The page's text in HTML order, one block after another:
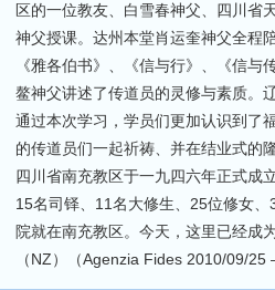
区的一位教友、白雪春神父、四川省
神父授课。达州本堂肖运奎神父全程
《雅各伯书》、《信与行》、《信
鳌神父讲述了传道员的灵修与素质。
通过本次学习，学员们更加认识到了
的传道员们一起祈祷、并在结业式的
四川省南充教区于一九四六年正式成
15名司铎、11名大修生、25位修女
院就在南充教区。今天，这里已经成
（NZ）（Agenzia Fides 2010/09/25